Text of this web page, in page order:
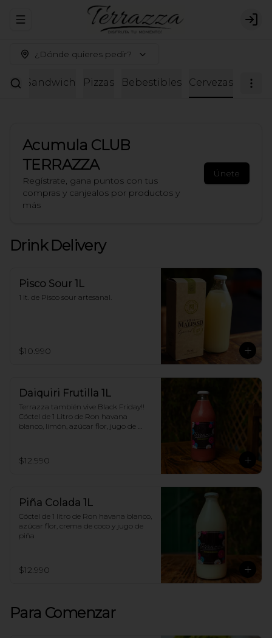
Abrir menu de navegación
¿Dónde quieres pedir?
Sandwich Pizzas Bebestibles Cervezas
Acumula CLUB
TERRAZZA
Regístrate, gana puntos con tus
compras y canjealos por productos y
más
Únete
Drink Delivery
Pisco Sour 1L
1 lt. de Pisco sour artesanal.
$10.990
Daiquiri Frutilla 1L
Terrazza también vive Black Friday!!
Cóctel de 1 Litro de Ron havana
blanco, limón, azúcar flor, jugo de
$12.990
Piña Colada 1L
Cóctel de 1 litro de Ron havana blanco,
azúcar flor, crema de coco y jugo de
piña
$12.990
Para Comenzar